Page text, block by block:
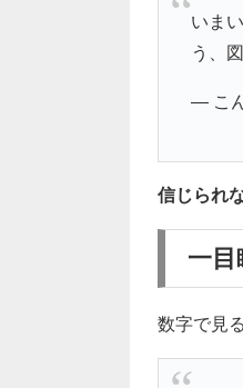
いま
う、
— こ
信じられ
一目
数字で見